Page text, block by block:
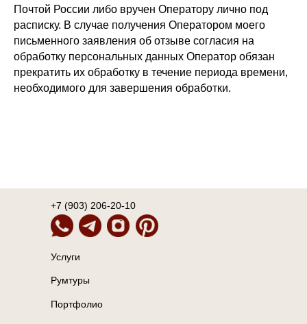
Почтой России либо вручен Оператору лично под
расписку. В случае получения Оператором моего
письменного заявления об отзыве согласия на
обработку персональных данных Оператор обязан
прекратить их обработку в течение периода времени,
необходимого для завершения обработки.
Услуги
Портфолио
+7 (903) 206-20-10
Румтуры